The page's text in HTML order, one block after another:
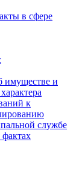
в сфере
имуществе и
к
службе